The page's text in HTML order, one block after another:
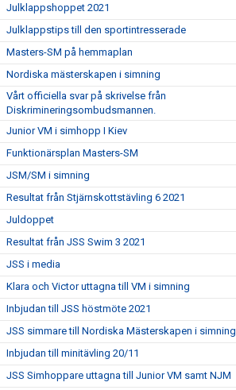
Julklappshoppet 2021
Julklappstips till den sportintresserade
Masters-SM på hemmaplan
Nordiska mästerskapen i simning
Vårt officiella svar på skrivelse från
Diskrimineringsombudsmannen.
Junior VM i simhopp I Kiev
Funktionärsplan Masters-SM
JSM/SM i simning
Resultat från Stjärnskottstävling 6 2021
Juldoppet
Resultat från JSS Swim 3 2021
JSS i media
Klara och Victor uttagna till VM i simning
Inbjudan till JSS höstmöte 2021
JSS simmare till Nordiska Mästerskapen i simning
Inbjudan till minitävling 20/11
JSS Simhoppare uttagna till Junior VM samt NJM